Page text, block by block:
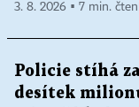
3. 8. 2026 ▪ 7 min.
Policie stíhá
desítek